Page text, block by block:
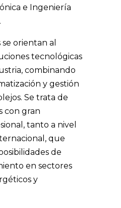
e Ingeniería
orientan al
tecnológicas
combinando
y gestión
Se trata de
con gran
tanto a nivel
que
de
en sectores
y